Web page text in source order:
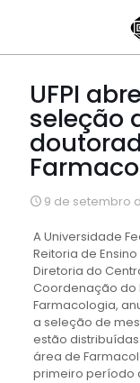
UFPI
seleção
9 de setembro
A Universidade
Reitoria de
Diretoria do
Coordenação do
Farmacologia,
a seleção de
estão
área de
primeiro período